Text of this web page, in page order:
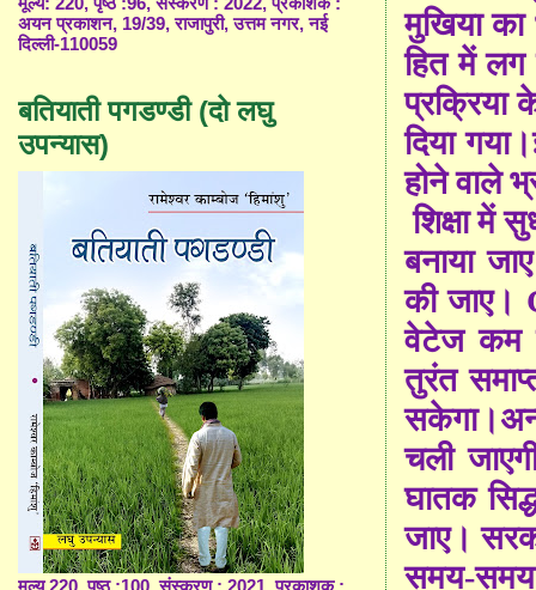
मुखिया का
हित में लग
प्रक्रिया
दिया
होने वाले
शिक्षा में
बनाया
की जाए।
वेटेज कम
तुरंत
चली
घातक
जाए।
समय-
मूल्य: 220, पृष्ठ :96, संस्करण : 2022, प्रकाशक :
अयन प्रकाशन, 19/39, राजापुरी, उत्तम नगर, नई
दिल्ली-110059
बतियाती पगडण्डी (दो लघु
उपन्यास)